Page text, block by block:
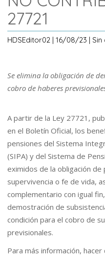
27721
HDSEditor02 | 16/08/23 |
Se elimina la obligación de
cobro de haberes
A partir de la Ley 27721,
en el Boletín Oficial, los
pensiones del Sistema
(SIPA) y del Sistema de
eximidos de la obligación
supervivencia o fe de vida,
complementario con igual
demostración de
condición para el cobro de
previsionales.
Para más información, hacer